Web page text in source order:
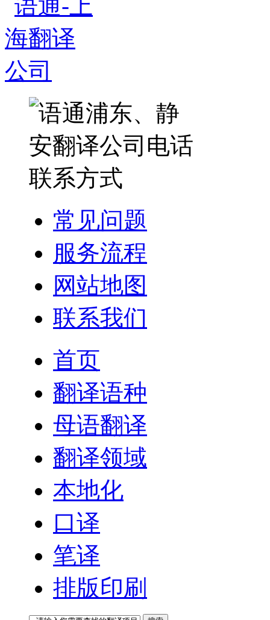
常见问题
服务流程
网站地图
联系我们
首页
翻译语种
母语翻译
翻译领域
本地化
口译
笔译
排版印刷